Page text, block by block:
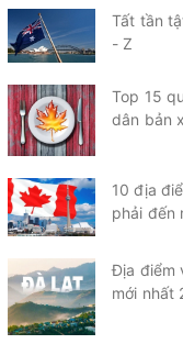
Tất tần
- Z
Top 15
dân bản
10 địa
phải đến
Địa điểm
mới nhất